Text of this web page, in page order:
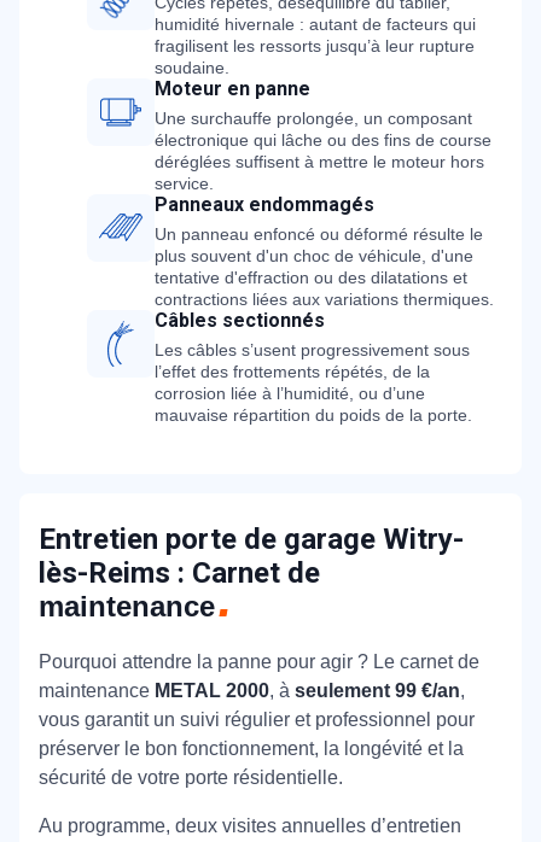
humidité hivernale : autant de facteurs qui
fragilisent les ressorts jusqu’à leur rupture
soudaine.
Moteur en panne
Une surchauffe prolongée, un composant
électronique qui lâche ou des fins de course
déréglées suffisent à mettre le moteur hors
service.
Panneaux endommagés
Un panneau enfoncé ou déformé résulte le
plus souvent d'un choc de véhicule, d'une
tentative d'effraction ou des dilatations et
contractions liées aux variations thermiques.
Câbles sectionnés
Les câbles s’usent progressivement sous
l’effet des frottements répétés, de la
corrosion liée à l’humidité, ou d’une
mauvaise répartition du poids de la porte.
Entretien porte de garage Witry-
lès-Reims : Carnet de
maintenance
Pourquoi attendre la panne pour agir ? Le carnet de
maintenance METAL 2000, à seulement 99 €/an,
vous garantit un suivi régulier et professionnel pour
préserver le bon fonctionnement, la longévité et la
sécurité de votre porte résidentielle.
Au programme, deux visites annuelles d’entretien